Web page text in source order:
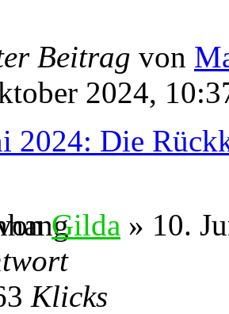
Beitrag von
2024,
2024: Die
Gilda » 10.
Klicks